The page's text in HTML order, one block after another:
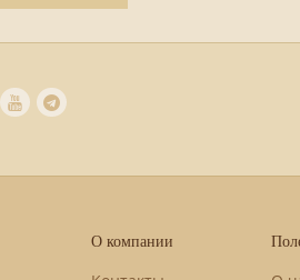
О компании